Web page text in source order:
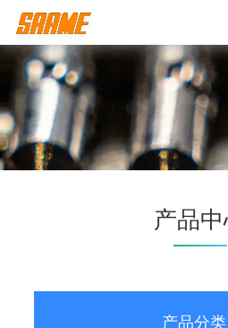
产品
产品分类